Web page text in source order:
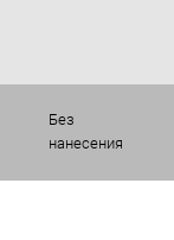
Без
нанесения